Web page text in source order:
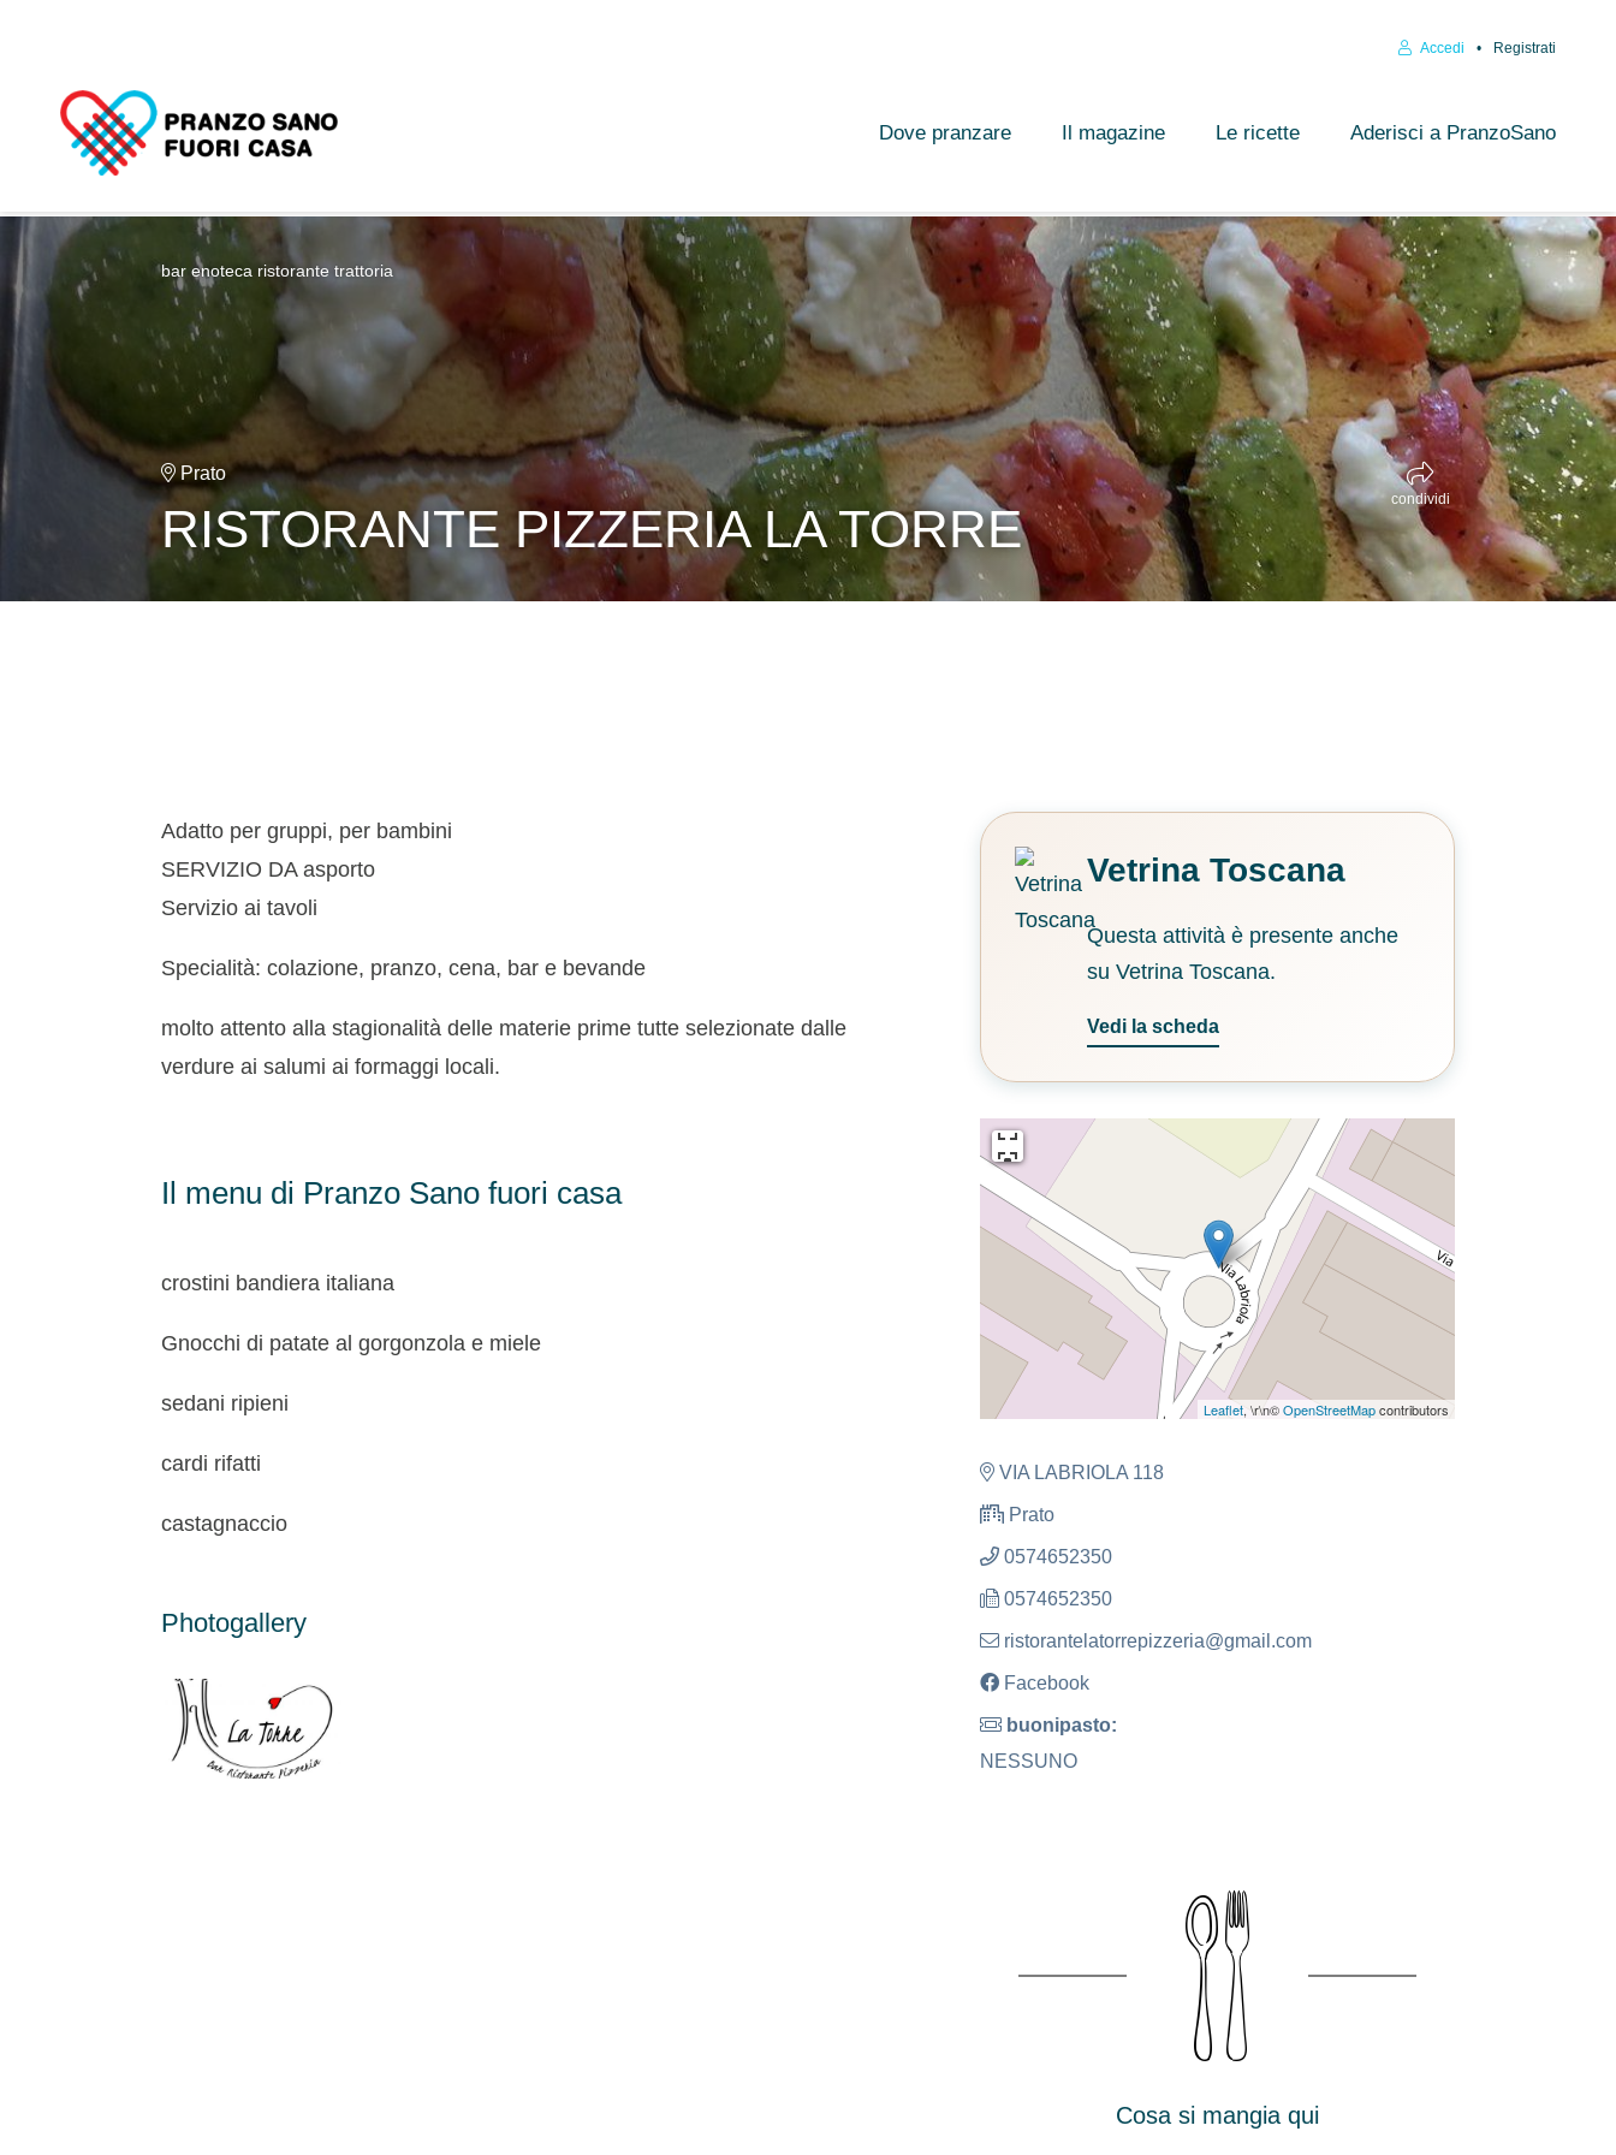
Accedi Registrati
Dove pranzare Il magazine Le ricette Aderisci a PranzoSano
bar enoteca ristorante trattoria
Prato
RISTORANTE PIZZERIA LA TORRE condividi
Adatto per gruppi, per bambini
SERVIZIO DA asporto
Servizio ai tavoli
Specialità: colazione, pranzo, cena, bar e bevande
molto attento alla stagionalità delle materie prime tutte selezionate dalle
verdure ai salumi ai formaggi locali.
Il menu di Pranzo Sano fuori casa
crostini bandiera italiana
Gnocchi di patate al gorgonzola e miele
sedani ripieni
cardi rifatti
castagnaccio
Photogallery
Vetrina Toscana
Questa attività è presente anche
su Vetrina Toscana.
Vedi la scheda
Leaflet, \r\n©OpenStreetMapcontributors
VIA LABRIOLA 118
Prato
0574652350
0574652350
ristorantelatorrepizzeria@gmail.com
Facebook
buonipasto:
NESSUNO
Cosa si mangia qui